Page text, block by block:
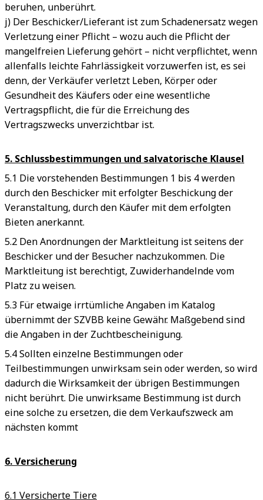
beruhen, unberührt.
j) Der Beschicker/Lieferant ist zum Schadenersatz wegen
Verletzung einer Pflicht – wozu auch die Pflicht der
mangelfreien Lieferung gehört – nicht verpflichtet, wenn
allenfalls leichte Fahrlässigkeit vorzuwerfen ist, es sei
denn, der Verkäufer verletzt Leben, Körper oder
Gesundheit des Käufers oder eine wesentliche
Vertragspflicht, die für die Erreichung des
Vertragszwecks unverzichtbar ist.
5. Schlussbestimmungen und salvatorische Klausel
5.1 Die vorstehenden Bestimmungen 1 bis 4 werden
durch den Beschicker mit erfolgter Beschickung der
Veranstaltung, durch den Käufer mit dem erfolgten
Bieten anerkannt.
5.2 Den Anordnungen der Marktleitung ist seitens der
Beschicker und der Besucher nachzukommen. Die
Marktleitung ist berechtigt, Zuwiderhandelnde vom
Platz zu weisen.
5.3 Für etwaige irrtümliche Angaben im Katalog
übernimmt der SZVBB keine Gewähr. Maßgebend sind
die Angaben in der Zuchtbescheinigung.
5.4 Sollten einzelne Bestimmungen oder
Teilbestimmungen unwirksam sein oder werden, so wird
dadurch die Wirksamkeit der übrigen Bestimmungen
nicht berührt. Die unwirksame Bestimmung ist durch
eine solche zu ersetzen, die dem Verkaufszweck am
nächsten kommt
6. Versicherung
6.1 Versicherte Tiere